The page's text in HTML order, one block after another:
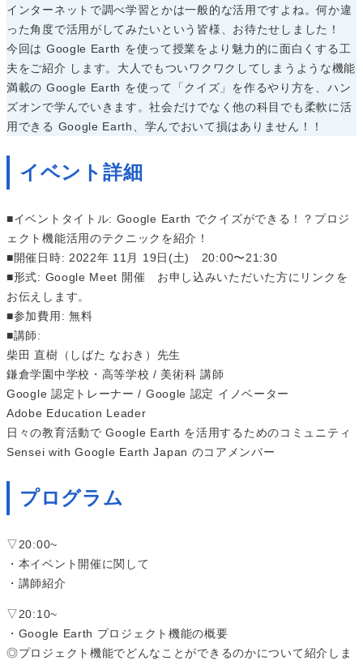
インターネットで調べ学習とかは一般的な活用ですよね。何か違
った角度で活用がしてみたいという皆様、お待たせしました！
今回は Google Earth を使って授業をより魅力的に面白くする工
夫をご紹介 します。大人でもついワクワクしてしまうような機能
満載の Google Earth を使って「クイズ」を作るやり方を、ハン
ズオンで学んでいきます。社会だけでなく他の科目でも柔軟に活
用できる Google Earth、学んでおいて損はありません！！
イベント詳細
■イベントタイトル: Google Earth でクイズができる！？プロジ
ェクト機能活用のテクニックを紹介！
■開催日時: 2022年 11月 19日(土) 20:00〜21:30
■形式: Google Meet 開催 ​​お申し込みいただいた方にリンクを
お伝えします。
■参加費用: 無料
■講師:
柴田 直樹（しばた なおき）先生
鎌倉学園中学校・高等学校 / 美術科 講師
Google 認定トレーナー / Google 認定 イノベーター
Adobe Education Leader
日々の教育活動で Google Earth を活用するためのコミュニティ
Sensei with Google Earth Japan のコアメンバー
プログラム
▽20:00~
・本イベント開催に関して
・講師紹介
▽20:10~
・Google Earth プロジェクト機能の概要
◎プロジェクト機能でどんなことができるのかについて紹介しま